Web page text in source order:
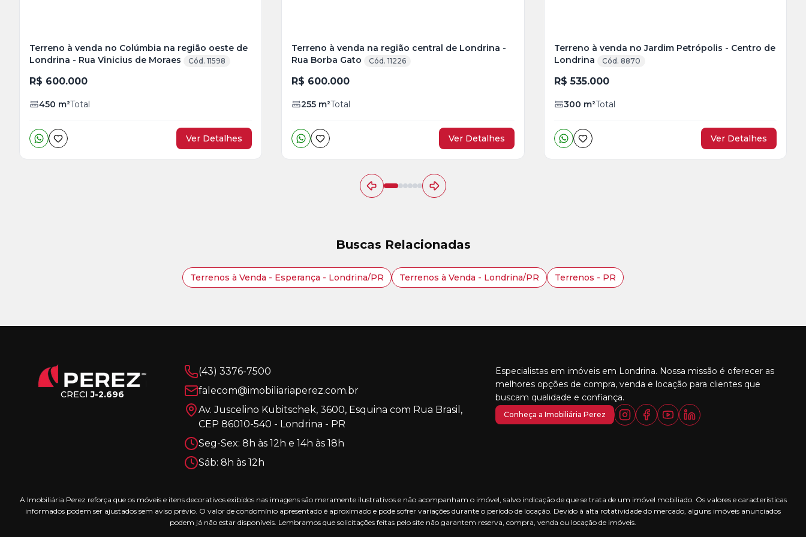
Terreno à venda no Colúmbia na região oeste de
Londrina - Rua Vinicius de Moraes
Cód. 11598
R$ 600.000
450 m²Total
Ver Detalhes
Terreno à venda na região central de Londrina -
Rua Borba Gato
Cód. 11226
R$ 600.000
255 m²Total
Ver Detalhes
Terreno à venda no Jardim Petrópolis - Centro de
Londrina
Cód. 8870
R$ 535.000
300 m²Total
Ver Detalhes
Buscas Relacionadas
Terrenos à Venda - Esperança - Londrina/PR Terrenos à Venda - Londrina/PR Terrenos - PR
CRECIJ-2.696
(43) 3376-7500
falecom@imobiliariaperez.com.br
Av. Juscelino Kubitschek, 3600, Esquina com Rua Brasil,
CEP 86010-540 - Londrina - PR
Seg-Sex: 8h às 12h e 14h às 18h
Sáb: 8h às 12h
Especialistas em imóveis em Londrina. Nossa missão é oferecer as
melhores opções de compra, venda e locação para clientes que
buscam qualidade e confiança.
Conheça a Imobiliária Perez
A Imobiliária Perez reforça que os móveis e itens decorativos exibidos nas imagens são meramente ilustrativos e não acompanham o imóvel, salvo indicação de que se trata de um imóvel mobiliado. Os valores e características
informados podem ser ajustados sem aviso prévio. O valor de condomínio apresentado é aproximado e pode sofrer variações durante o período de locação. Devido à alta rotatividade do mercado, alguns imóveis anunciados
podem já não estar disponíveis. Lembramos que solicitações feitas pelo site não garantem reserva, compra, venda ou locação de imóveis.